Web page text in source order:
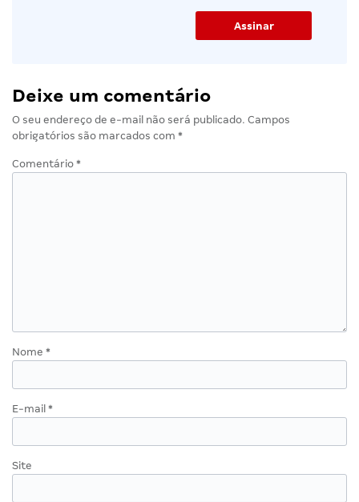
Deixe um comentário
O seu endereço de e-mail não será publicado. Campos
obrigatórios são marcados com *
Comentário *
Nome *
E-mail *
Site